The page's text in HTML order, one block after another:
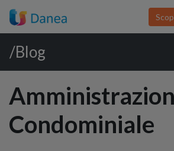
/Blog
Condominiale